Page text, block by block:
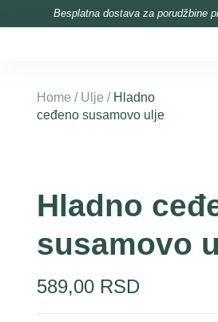
Besplatna dostava za porudžbine
Home / Ulje / Hladno
ceđeno susamovo ulje
Hladno
susamovo
589,00 RSD